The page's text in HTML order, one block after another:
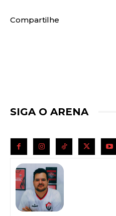
Compartilhe
SIGA O ARENA